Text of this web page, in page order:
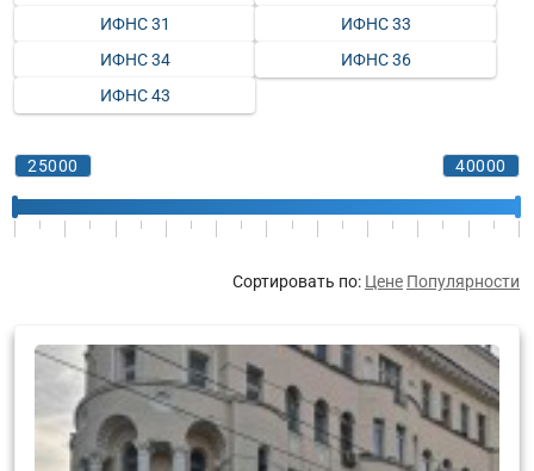
ИФНС 31
ИФНС 33
ИФНС 34
ИФНС 36
ИФНС 43
Сортировать по: Цене Популярности